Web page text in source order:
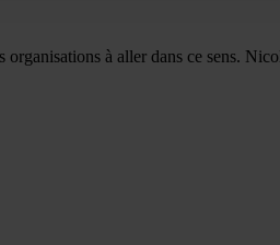
à aller dans ce sens.